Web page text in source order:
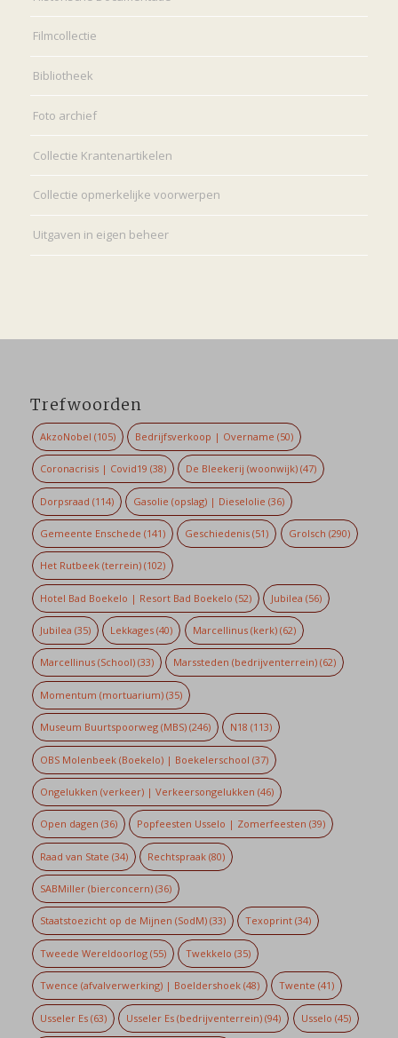
Filmcollectie
Bibliotheek
Foto archief
Collectie Krantenartikelen
Collectie opmerkelijke voorwerpen
Uitgaven in eigen beheer
Trefwoorden
AkzoNobel (105) Bedrijfsverkoop | Overname (50)
Coronacrisis | Covid19 (38) De Bleekerij (woonwijk) (47)
Dorpsraad (114) Gasolie (opslag) | Dieselolie (36)
Gemeente Enschede (141) Geschiedenis (51) Grolsch (290)
Het Rutbeek (terrein)(102)
Hotel Bad Boekelo | Resort Bad Boekelo (52) Jubilea (56)
Jubilea (35) Lekkages (40) Marcellinus (kerk)(62)
Marcellinus (School)(33) Marssteden (bedrijventerrein) (62)
Momentum (mortuarium)(35)
Museum Buurtspoorweg (MBS)(246) N18 (113)
OBS Molenbeek (Boekelo) | Boekelerschool (37)
Ongelukken (verkeer) | Verkeersongelukken (46)
Open dagen (36) Popfeesten Usselo | Zomerfeesten (39)
Raad van State (34) Rechtspraak (80)
SABMiller (bierconcern)(36)
Staatstoezicht op de Mijnen (SodM)(33) Texoprint (34)
Tweede Wereldoorlog(55) Twekkelo (35)
Twence (afvalverwerking) | Boeldershoek(48) Twente (41)
Usseler Es(63) Usseler Es (bedrijventerrein) (94) Usselo (45)